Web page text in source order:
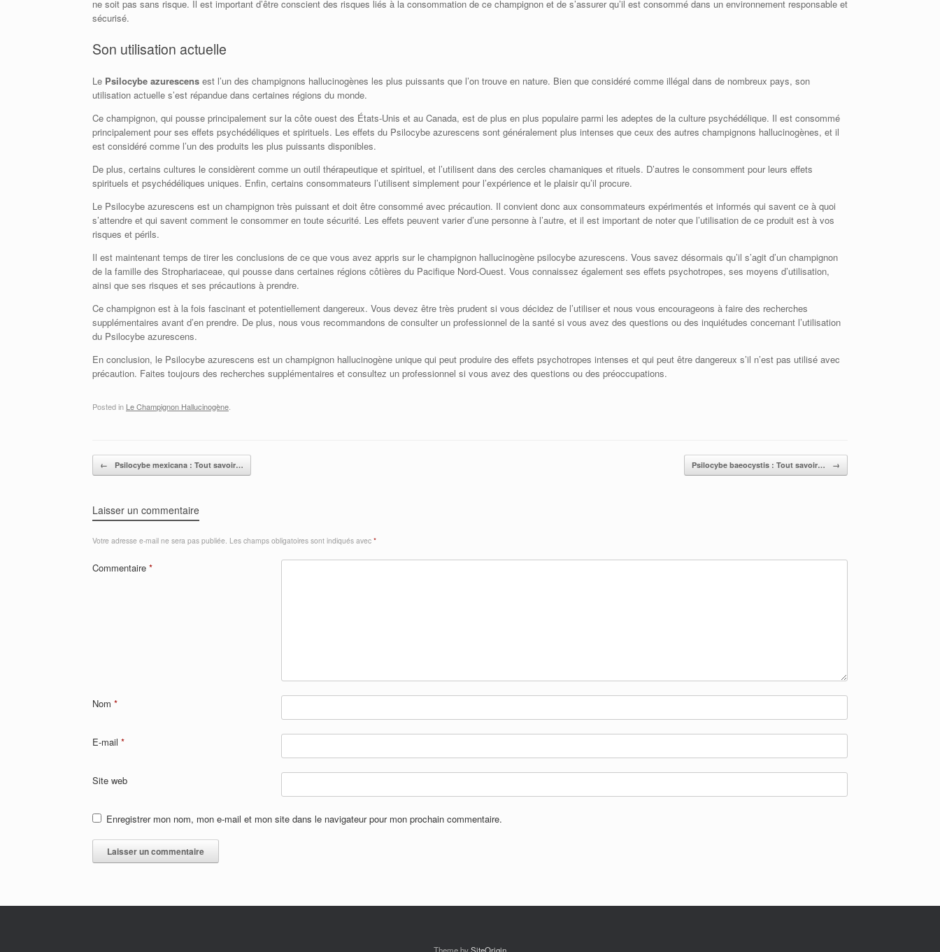
ne soit pas sans risque. Il est important d’être conscient des risques liés à la consommation de ce champignon et de s’assurer qu’il est consommé dans un environnement responsable et
sécurisé.
Son utilisation actuelle
Le Psilocybe azurescens est l’un des champignons hallucinogènes les plus puissants que l’on trouve en nature. Bien que considéré comme illégal dans de nombreux pays, son
utilisation actuelle s’est répandue dans certaines régions du monde.
Ce champignon, qui pousse principalement sur la côte ouest des États-Unis et au Canada, est de plus en plus populaire parmi les adeptes de la culture psychédélique. Il est consommé
principalement pour ses effets psychédéliques et spirituels. Les effets du Psilocybe azurescens sont généralement plus intenses que ceux des autres champignons hallucinogènes, et il
est considéré comme l’un des produits les plus puissants disponibles.
De plus, certains cultures le considèrent comme un outil thérapeutique et spirituel, et l’utilisent dans des cercles chamaniques et rituels. D’autres le consomment pour leurs effets
spirituels et psychédéliques uniques. Enfin, certains consommateurs l’utilisent simplement pour l’expérience et le plaisir qu’il procure.
Le Psilocybe azurescens est un champignon très puissant et doit être consommé avec précaution. Il convient donc aux consommateurs expérimentés et informés qui savent ce à quoi
s’attendre et qui savent comment le consommer en toute sécurité. Les effets peuvent varier d’une personne à l’autre, et il est important de noter que l’utilisation de ce produit est à vos
risques et périls.
Il est maintenant temps de tirer les conclusions de ce que vous avez appris sur le champignon hallucinogène psilocybe azurescens. Vous savez désormais qu’il s’agit d’un champignon
de la famille des Strophariaceae, qui pousse dans certaines régions côtières du Pacifique Nord-Ouest. Vous connaissez également ses effets psychotropes, ses moyens d’utilisation,
ainsi que ses risques et ses précautions à prendre.
Ce champignon est à la fois fascinant et potentiellement dangereux. Vous devez être très prudent si vous décidez de l’utiliser et nous vous encourageons à faire des recherches
supplémentaires avant d’en prendre. De plus, nous vous recommandons de consulter un professionnel de la santé si vous avez des questions ou des inquiétudes concernant l’utilisation
du Psilocybe azurescens.
En conclusion, le Psilocybe azurescens est un champignon hallucinogène unique qui peut produire des effets psychotropes intenses et qui peut être dangereux s’il n’est pas utilisé avec
précaution. Faites toujours des recherches supplémentaires et consultez un professionnel si vous avez des questions ou des préoccupations.
Posted in Le Champignon Hallucinogène.
Post navigation
← Psilocybe mexicana : Tout savoir… Psilocybe baeocystis : Tout savoir… →
Laisser un commentaire
Votre adresse e-mail ne sera pas publiée. Les champs obligatoires sont indiqués avec *
Commentaire *
Nom *
E-mail *
Site web
Enregistrer mon nom, mon e-mail et mon site dans le navigateur pour mon prochain commentaire.